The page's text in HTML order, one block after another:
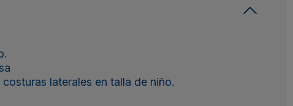
laterales en talla de niño.